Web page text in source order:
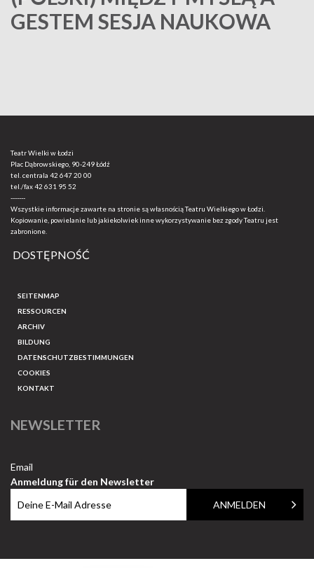
GESTEM SESJA NAUKOWA
Teatr Wielki w Łodzi
Plac Dąbrowskiego, 90-249 Łódź
tel. centrala 42 647 20 00
tel./fax42 631 95 52
-------
Wszystkie informacje zawarte na stronie są własnością Teatru Wielkiego w Łodzi.
Kopiowanie, powielanie lub jakiekolwiek inne wykorzystywanie bez zgody Teatru jest
zabronione.
DOSTĘPNOŚĆ
SEITENMAP
RESSOURCEN
ARCHIV
BILDUNG
DATENSCHUTZBESTIMMUNGEN
COOKIES
KONTAKT
NEWSLETTER
Email
Anmeldung für den Newsletter